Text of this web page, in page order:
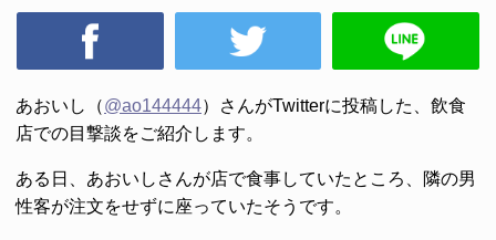
あおいし（@ao144444）さんがTwitterに投稿した、飲食
店での目撃談をご紹介します。
ある日、あおいしさんが店で食事していたところ、隣の男
性客が注文をせずに座っていたそうです。